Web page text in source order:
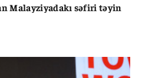
Malayziyadakı səfiri təyin